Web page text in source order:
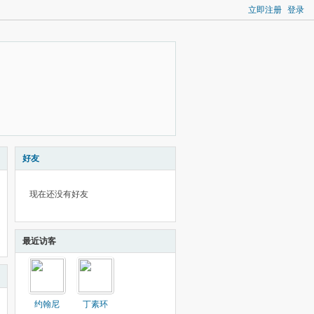
立即注册 登录
好友
现在还没有好友
最近访客
约翰尼
丁素环